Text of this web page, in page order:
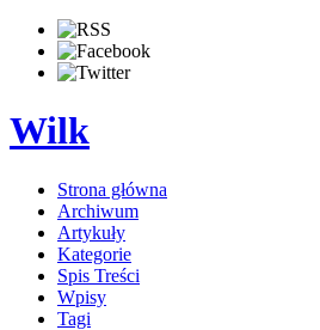
Wilk
Strona główna
Archiwum
Artykuły
Kategorie
Spis Treści
Wpisy
Tagi